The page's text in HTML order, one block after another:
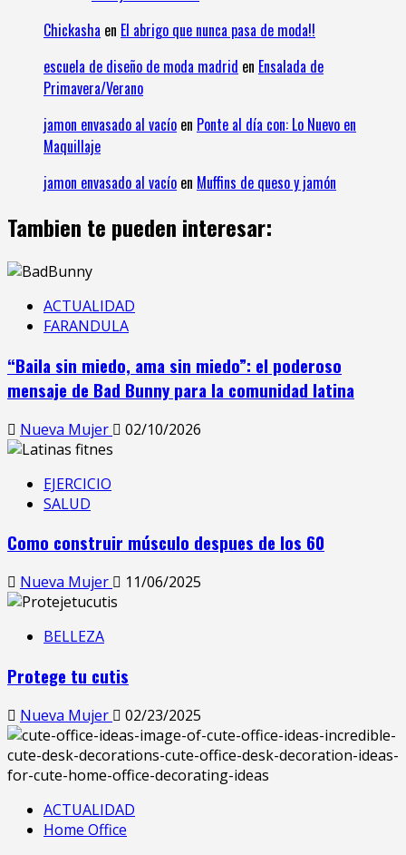
Chickasha en El abrigo que nunca pasa de moda!!
escuela de diseño de moda madrid en Ensalada de
Primavera/Verano
jamon envasado al vacío en Ponte al día con: Lo Nuevo en
Maquillaje
jamon envasado al vacío en Muffins de queso y jamón
Tambien te pueden interesar:
ACTUALIDAD
FARANDULA
“Baila sin miedo, ama sin miedo”: el poderoso
mensaje de Bad Bunny para la comunidad latina
Nueva Mujer 02/10/2026
EJERCICIO
SALUD
Como construir músculo despues de los 60
Nueva Mujer 11/06/2025
BELLEZA
Protege tu cutis
Nueva Mujer 02/23/2025
ACTUALIDAD
Home Office